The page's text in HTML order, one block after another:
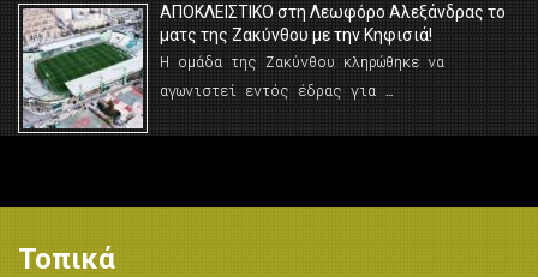
AΠΟΚΛΕΙΣΤΙΚΟ στη Λεωφόρο Αλεξάνδρας το
ματς της Ζακύνθου με την Κηφισιά!
Η ομάδα της Ζακύνθου κληρώθηκε να
αγωνιστεί εντός έδρας για …
Τοπικά